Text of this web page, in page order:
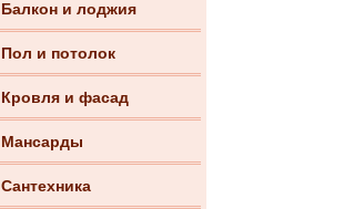
Балкон и лоджия
Пол и потолок
Кровля и фасад
Мансарды
Сантехника